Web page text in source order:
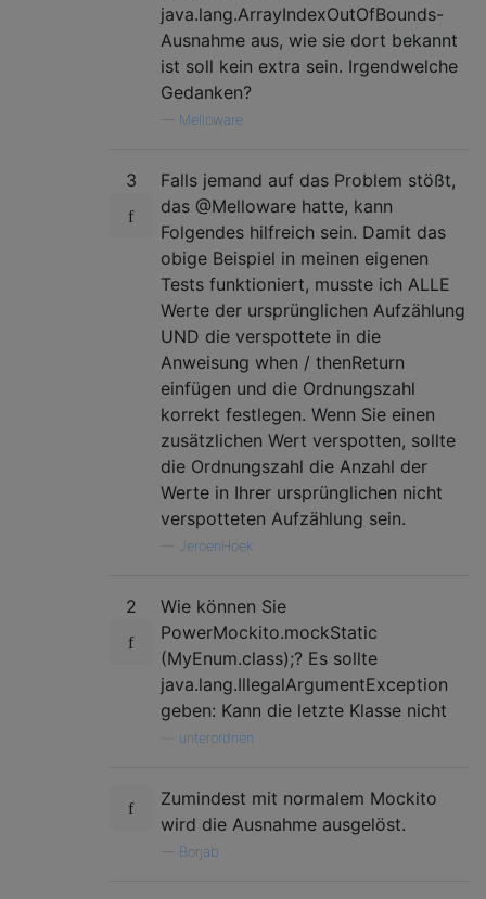
java.lang.ArrayIndexOutOfBounds-
Ausnahme aus, wie sie dort bekannt
ist soll kein extra sein. Irgendwelche
Gedanken?
Melloware
3
Falls jemand auf das Problem stößt,
das @Melloware hatte, kann
Folgendes hilfreich sein. Damit das
obige Beispiel in meinen eigenen
Tests funktioniert, musste ich ALLE
Werte der ursprünglichen Aufzählung
UND die verspottete in die
Anweisung when / thenReturn
einfügen und die Ordnungszahl
korrekt festlegen. Wenn Sie einen
zusätzlichen Wert verspotten, sollte
die Ordnungszahl die Anzahl der
Werte in Ihrer ursprünglichen nicht
verspotteten Aufzählung sein.
JeroenHoek
2
Wie können Sie
PowerMockito.mockStatic
(MyEnum.class);? Es sollte
java.lang.IllegalArgumentException
geben: Kann die letzte Klasse nicht
unterordnen
Zumindest mit normalem Mockito
wird die Ausnahme ausgelöst.
Borjab